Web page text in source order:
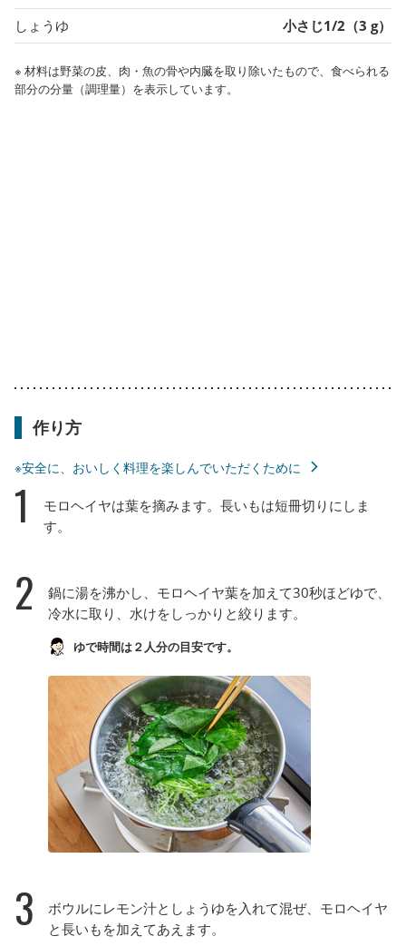
しょうゆ 小さじ1/2（3 g）
※ 材料は野菜の皮、肉・魚の骨や内臓を取り除いたもので、食べられる
部分の分量（調理量）を表示しています。
作り方
※安全に、おいしく料理を楽しんでいただくために
1
モロヘイヤは葉を摘みます。長いもは短冊切りにしま
す。
2
鍋に湯を沸かし、モロヘイヤ葉を加えて30秒ほどゆで、
冷水に取り、水けをしっかりと絞ります。
ゆで時間は２人分の目安です。
3
ボウルにレモン汁としょうゆを入れて混ぜ、モロヘイヤ
と長いもを加えてあえます。